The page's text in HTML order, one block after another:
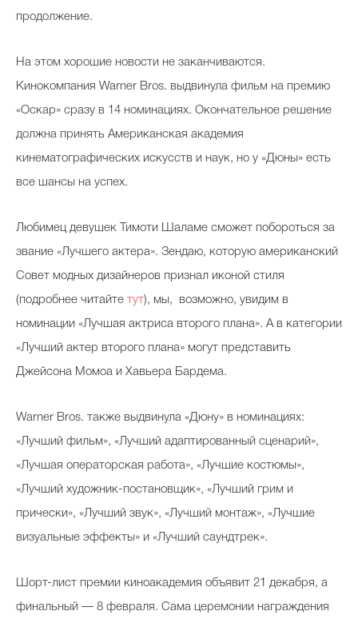
продолжение.
На этом хорошие новости не заканчиваются.
Кинокомпания Warner Bros. выдвинула фильм на премию
«Оскар» сразу в 14 номинациях. Окончательное решение
должна принять Американская академия
кинематографических искусств и наук, но у «Дюны» есть
все шансы на успех.
Любимец девушек Тимоти Шаламе сможет побороться за
звание «Лучшего актера». Зендаю, которую американский
Cовет модных дизайнеров признал иконой стиля
(подробнее читайте тут), мы, возможно, увидим в
номинации «Лучшая актриса второго плана». А в категории
«Лучший актер второго плана» могут представить
Джейсона Момоа и Хавьера Бардема.
Warner Bros. также выдвинула «Дюну» в номинациях:
«Лучший фильм», «Лучший адаптированный сценарий»,
«Лучшая операторская работа», «Лучшие костюмы»,
«Лучший художник-постановщик», «Лучший грим и
прически», «Лучший звук», «Лучший монтаж», «Лучшие
визуальные эффекты» и «Лучший саундтрек».
Шорт-лист премии киноакадемия объявит 21 декабря, а
финальный — 8 февраля. Сама церемонии награждения